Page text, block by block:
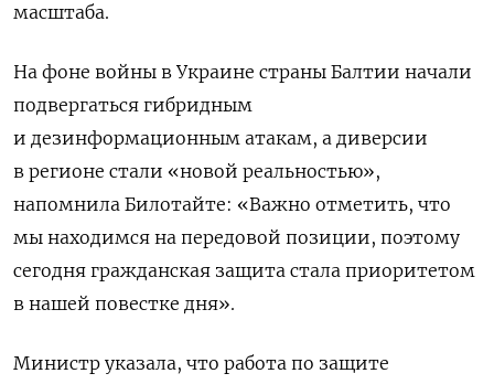
масштаба.
На фоне войны в Украине страны Балтии начали
подвергаться гибридным
и дезинформационным атакам, а диверсии
в регионе стали «новой реальностью»,
напомнила Билотайте: «Важно отметить, что
мы находимся на передовой позиции, поэтому
сегодня гражданская защита стала приоритетом
в нашей повестке дня».
Министр указала, что работа по защите